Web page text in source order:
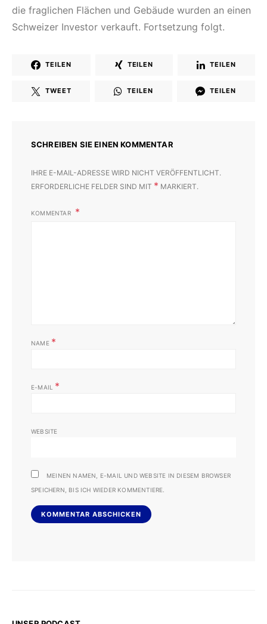
die fraglichen Flächen und Gebäude wurden an einen
Schweizer Investor verkauft. Fortsetzung folgt.
TEILEN TEILEN TEILEN
TWEET TEILEN TEILEN
SCHREIBEN SIE EINEN KOMMENTAR
IHRE E-MAIL-ADRESSE WIRD NICHT VERÖFFENTLICHT.
ERFORDERLICHE FELDER SIND MIT * MARKIERT.
KOMMENTAR
NAME *
E-MAIL *
WEBSITE
MEINEN NAMEN, E-MAIL UND WEBSITE IN DIESEM BROWSER
SPEICHERN, BIS ICH WIEDER KOMMENTIERE.